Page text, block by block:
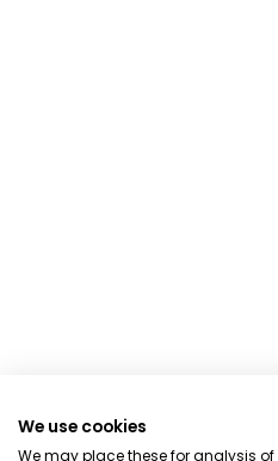
We use cookies
We may place these for analysis